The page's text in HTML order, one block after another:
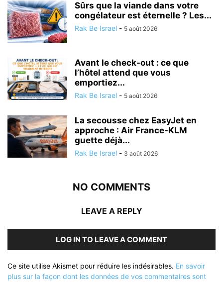
Sûrs que la viande dans votre
congélateur est éternelle ? Les...
Rak Be Israel - 5 août 2026
Avant le check-out : ce que
l’hôtel attend que vous
emportiez...
Rak Be Israel - 5 août 2026
La secousse chez EasyJet en
approche : Air France-KLM
guette déjà...
Rak Be Israel - 3 août 2026
NO COMMENTS
LEAVE A REPLY
LOG IN TO LEAVE A COMMENT
Ce site utilise Akismet pour réduire les indésirables. En savoir
plus sur la façon dont les données de vos commentaires sont